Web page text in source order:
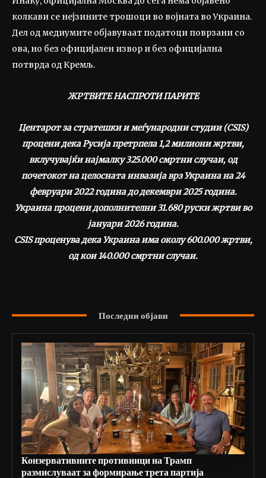
колкави се нејзините трошоци во војната во Украина.
Дел од медиумите објавуваат податоци поврзани со
ова, но без официјален извор и без официјална
потврда од Кремљ.
ЖРТВИТЕ НАСПРОТИ ПАРИТЕ
Центарот за стратешки и меѓународни студии (CSIS)
процени дека Русија претрпела 1,2 милиони жртви,
вклучувајќи најмалку 325.000 смртни случаи, од
почетокот на целосната инвазија врз Украина на 24
февруари 2022 година до декември 2025 година.
Украина процени дополнителни 31.680 руски жртви во
јануари 2026 година.
CSIS проценува дека Украина има околу 600.000 жртви,
од кои 140.000 смртни случаи.
Последни објави
Конзервативните противници на Трамп
размислуваат за формирање трета партија